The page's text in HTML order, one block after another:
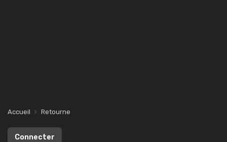
Accueil Retourne
Connecter